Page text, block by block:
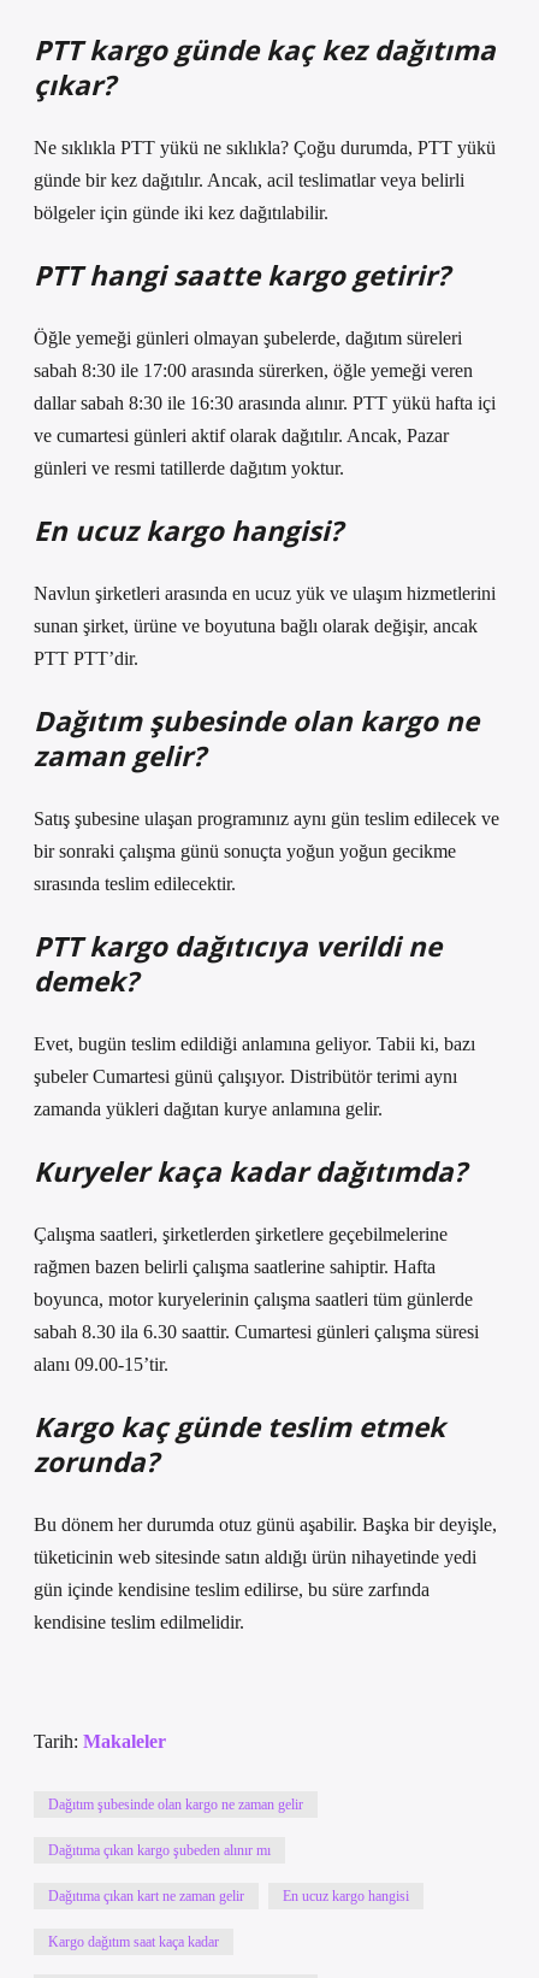
PTT kargo günde kaç kez dağıtıma
çıkar?
Ne sıklıkla PTT yükü ne sıklıkla? Çoğu durumda, PTT yükü
günde bir kez dağıtılır. Ancak, acil teslimatlar veya belirli
bölgeler için günde iki kez dağıtılabilir.
PTT hangi saatte kargo getirir?
Öğle yemeği günleri olmayan şubelerde, dağıtım süreleri
sabah 8:30 ile 17:00 arasında sürerken, öğle yemeği veren
dallar sabah 8:30 ile 16:30 arasında alınır. PTT yükü hafta içi
ve cumartesi günleri aktif olarak dağıtılır. Ancak, Pazar
günleri ve resmi tatillerde dağıtım yoktur.
En ucuz kargo hangisi?
Navlun şirketleri arasında en ucuz yük ve ulaşım hizmetlerini
sunan şirket, ürüne ve boyutuna bağlı olarak değişir, ancak
PTT PTT’dir.
Dağıtım şubesinde olan kargo ne
zaman gelir?
Satış şubesine ulaşan programınız aynı gün teslim edilecek ve
bir sonraki çalışma günü sonuçta yoğun yoğun gecikme
sırasında teslim edilecektir.
PTT kargo dağıtıcıya verildi ne
demek?
Evet, bugün teslim edildiği anlamına geliyor. Tabii ki, bazı
şubeler Cumartesi günü çalışıyor. Distribütör terimi aynı
zamanda yükleri dağıtan kurye anlamına gelir.
Kuryeler kaça kadar dağıtımda?
Çalışma saatleri, şirketlerden şirketlere geçebilmelerine
rağmen bazen belirli çalışma saatlerine sahiptir. Hafta
boyunca, motor kuryelerinin çalışma saatleri tüm günlerde
sabah 8.30 ila 6.30 saattir. Cumartesi günleri çalışma süresi
alanı 09.00-15’tir.
Kargo kaç günde teslim etmek
zorunda?
Bu dönem her durumda otuz günü aşabilir. Başka bir deyişle,
tüketicinin web sitesinde satın aldığı ürün nihayetinde yedi
gün içinde kendisine teslim edilirse, bu süre zarfında
kendisine teslim edilmelidir.
Tarih: Makaleler
Dağıtım şubesinde olan kargo ne zaman gelir
Dağıtıma çıkan kargo şubeden alınır mı
Dağıtıma çıkan kart ne zaman gelir En ucuz kargo hangisi
Kargo dağıtım saat kaça kadar